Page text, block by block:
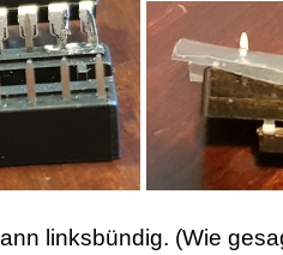
linksbündig. (Wie